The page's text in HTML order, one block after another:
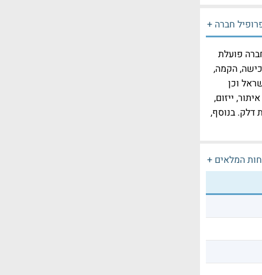
חברה +
פועלת
הקמה,
וכן
ייזום,
דלק. בנוסף,
המלאים +